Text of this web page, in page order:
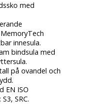
med
innesula.
bindsula med
på ovandel och
EN ISO
SRC.